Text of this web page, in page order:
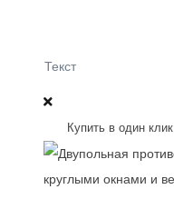
Текст
Купить в один клик